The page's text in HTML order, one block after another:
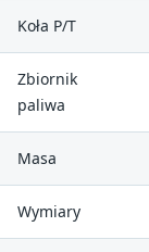
Koła P/T
Zbiornik
paliwa
Masa
Wymiary